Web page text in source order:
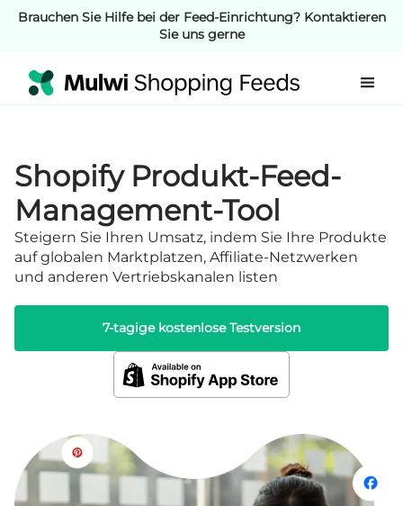
Brauchen Sie Hilfe bei der Feed-Einrichtung? Kontaktieren
Sie uns gerne
Shopify Produkt-Feed-
Management-Tool
Steigern Sie Ihren Umsatz, indem Sie Ihre Produkte
auf globalen Marktplatzen, Affiliate-Netzwerken
und anderen Vertriebskanalen listen
7-tagige kostenlose Testversion